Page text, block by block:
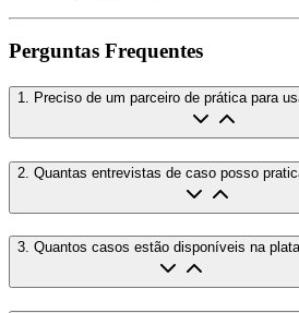
Perguntas Frequentes
1 Preciso de um parceiro de prática para
2 Quantas entrevistas de caso posso
3. Quantos casos estão disponíveis na